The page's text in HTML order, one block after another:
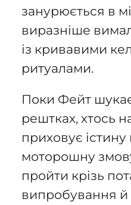
занурюється в
виразніше
із кривавими
ритуалами.
Поки Фейт шукає
рештках, хтось
приховує
моторошну
пройти крізь
випробування й